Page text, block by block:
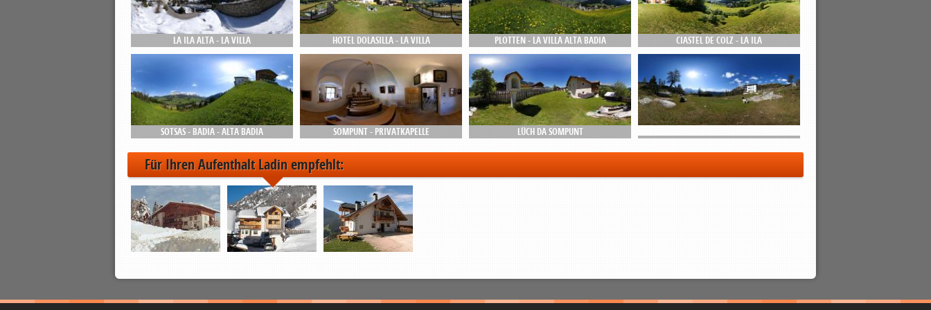
LA ILA ALTA - LA VILLA HOTEL DOLASILLA - LA VILLA PLOTTEN - LA VILLA ALTA BADIA CIASTEL DE COLZ - LA ILA
SOTSAS - BADIA - ALTA BADIA SOMPUNT - PRIVATKAPELLE LÜCH DA SOMPUNT
Für Ihren Aufenthalt Ladin empfehlt: